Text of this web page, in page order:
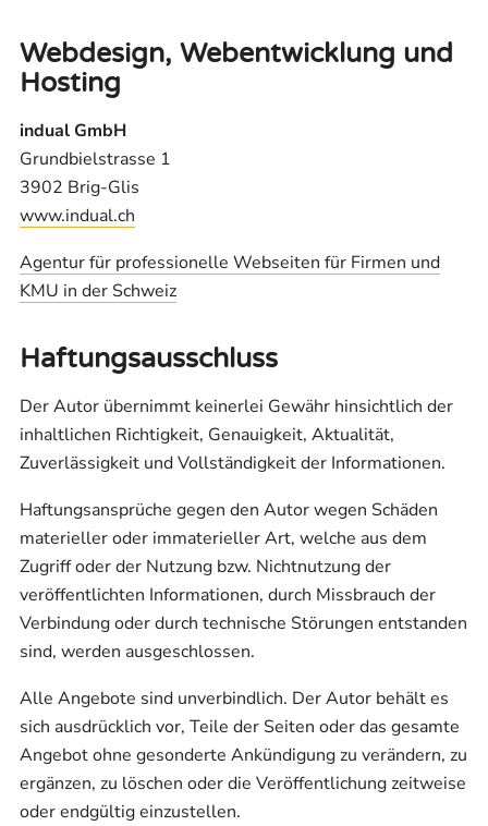
Webdesign, Webentwicklung und
Hosting
indual GmbH
Grundbielstrasse 1
3902 Brig-Glis
www.indual.ch
Agentur für professionelle Webseiten für Firmen und
KMU in der Schweiz
Haftungsausschluss
Der Autor übernimmt keinerlei Gewähr hinsichtlich der
inhaltlichen Richtigkeit, Genauigkeit, Aktualität,
Zuverlässigkeit und Vollständigkeit der Informationen.
Haftungsansprüche gegen den Autor wegen Schäden
materieller oder immaterieller Art, welche aus dem
Zugriff oder der Nutzung bzw. Nichtnutzung der
veröffentlichten Informationen, durch Missbrauch der
Verbindung oder durch technische Störungen entstanden
sind, werden ausgeschlossen.
Alle Angebote sind unverbindlich. Der Autor behält es
sich ausdrücklich vor, Teile der Seiten oder das gesamte
Angebot ohne gesonderte Ankündigung zu verändern, zu
ergänzen, zu löschen oder die Veröffentlichung zeitweise
oder endgültig einzustellen.